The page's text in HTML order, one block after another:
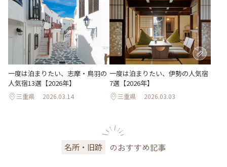
一度は泊まりたい、志摩・鳥羽の
人気宿13選【2026年】
三重県 2026.03.14
一度は泊まりたい、伊勢の人気宿
7選【2026年】
三重県 2026.03.03
名所・旧跡 のおすすめ記事